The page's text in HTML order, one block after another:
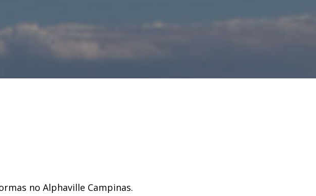
no Alphaville Campinas.